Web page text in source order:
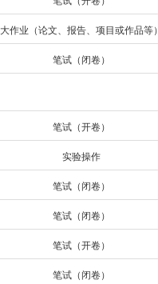
大作业（论文、报告、项目或作品等）
笔试（闭卷）
笔试（开卷）
实验操作
笔试（闭卷）
笔试（闭卷）
笔试（开卷）
笔试（闭卷）